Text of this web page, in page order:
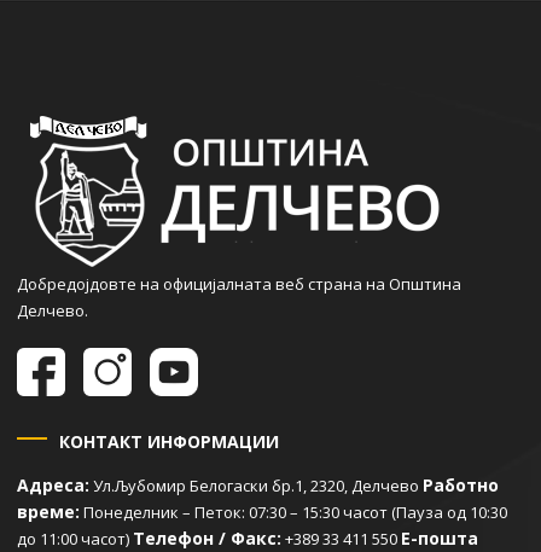
Добредојдовте на официјалната веб страна на Општина
Делчево.
КОНТАКТ ИНФОРМАЦИИ
Адреса: Ул.Љубомир Белогаски бр.1, 2320, Делчево Работно
време: Понеделник – Петок: 07:30 – 15:30 часот (Пауза од 10:30
до 11:00 часот) Телефон / Факс: +389 33 411 550 Е-пошта